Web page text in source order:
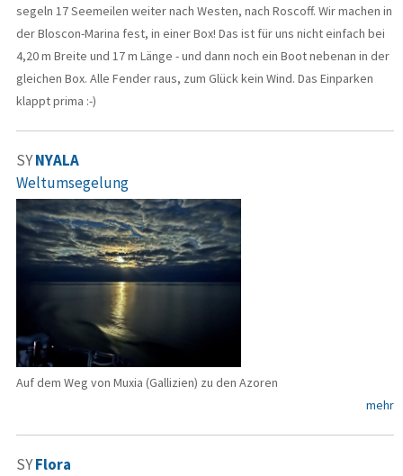
segeln 17 Seemeilen weiter nach Westen, nach Roscoff. Wir machen in
der Bloscon-Marina fest, in einer Box! Das ist für uns nicht einfach bei
4,20 m Breite und 17 m Länge - und dann noch ein Boot nebenan in der
gleichen Box. Alle Fender raus, zum Glück kein Wind. Das Einparken
klappt prima :-)
SYNYALA
Weltumsegelung
Auf dem Weg von Muxia (Gallizien) zu den Azoren
mehr
SYFlora